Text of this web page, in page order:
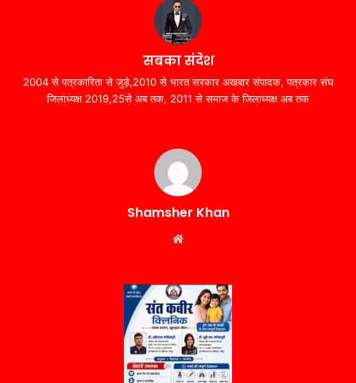
सबका संदेश
2004 से पत्रकारिता से जुड़े,2010 से भारत सरकार अखबार संपादक, पत्रकार संघ
जिलाध्यक्ष 2019,25से अब तक, 2011 से समाज के जिलाध्यक्ष अब तक
Shamsher Khan